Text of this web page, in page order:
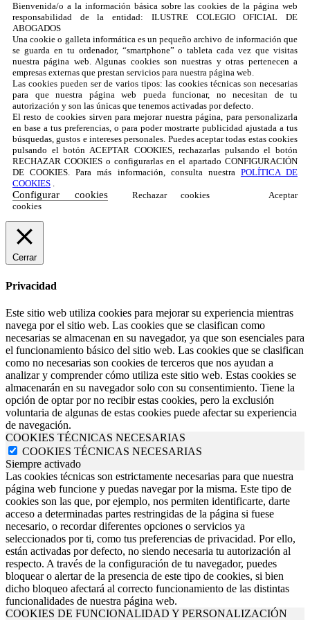
Bienvenida/o a la información básica sobre las cookies de la página web
responsabilidad de la entidad: ILUSTRE COLEGIO OFICIAL DE
ABOGADOS
Una cookie o galleta informática es un pequeño archivo de información que
se guarda en tu ordenador, “smartphone” o tableta cada vez que visitas
nuestra página web. Algunas cookies son nuestras y otras pertenecen a
empresas externas que prestan servicios para nuestra página web.
Las cookies pueden ser de varios tipos: las cookies técnicas son necesarias
para que nuestra página web pueda funcionar, no necesitan de tu
autorización y son las únicas que tenemos activadas por defecto.
El resto de cookies sirven para mejorar nuestra página, para personalizarla
en base a tus preferencias, o para poder mostrarte publicidad ajustada a tus
búsquedas, gustos e intereses personales. Puedes aceptar todas estas cookies
pulsando el botón ACEPTAR COOKIES, rechazarlas pulsando el botón
RECHAZAR COOKIES o configurarlas en el apartado CONFIGURACIÓN
DE COOKIES. Para más información, consulta nuestra POLÍTICA DE
COOKIES .
Configurar cookies Rechazar cookies
Aceptar
cookies
Cerrar
Privacidad
Este sitio web utiliza cookies para mejorar su experiencia mientras
navega por el sitio web. Las cookies que se clasifican como
necesarias se almacenan en su navegador, ya que son esenciales para
el funcionamiento básico del sitio web. Las cookies que se clasifican
como no necesarias son cookies de terceros que nos ayudan a
analizar y comprender cómo utiliza este sitio web. Estas cookies se
almacenarán en su navegador solo con su consentimiento. Tiene la
opción de optar por no recibir estas cookies, pero la exclusión
voluntaria de algunas de estas cookies puede afectar su experiencia
de navegación.
COOKIES TÉCNICAS NECESARIAS
COOKIES TÉCNICAS NECESARIAS
Siempre activado
Las cookies técnicas son estrictamente necesarias para que nuestra
página web funcione y puedas navegar por la misma. Este tipo de
cookies son las que, por ejemplo, nos permiten identificarte, darte
acceso a determinadas partes restringidas de la página si fuese
necesario, o recordar diferentes opciones o servicios ya
seleccionados por ti, como tus preferencias de privacidad. Por ello,
están activadas por defecto, no siendo necesaria tu autorización al
respecto. A través de la configuración de tu navegador, puedes
bloquear o alertar de la presencia de este tipo de cookies, si bien
dicho bloqueo afectará al correcto funcionamiento de las distintas
funcionalidades de nuestra página web.
COOKIES DE FUNCIONALIDAD Y PERSONALIZACIÓN